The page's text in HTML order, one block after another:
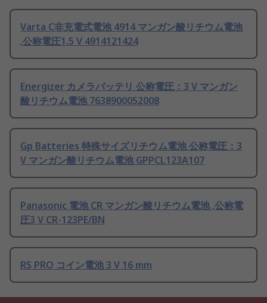
Varta C非充電式電池 4914 マンガン酸リチウム電池
,公称電圧1.5 V 4914121424
Energizer カメラバッテリ 公称電圧：3 V マンガン
酸リチウム電池 7638900052008
Gp Batteries 特殊サイズリチウム電池 公称電圧：3
V マンガン酸リチウム電池 GPPCL123A107
Panasonic 電池 CR マンガン酸リチウム電池 ,公称電
圧3 V CR-123PE/BN
RS PRO コイン電池 3 V 16 mm